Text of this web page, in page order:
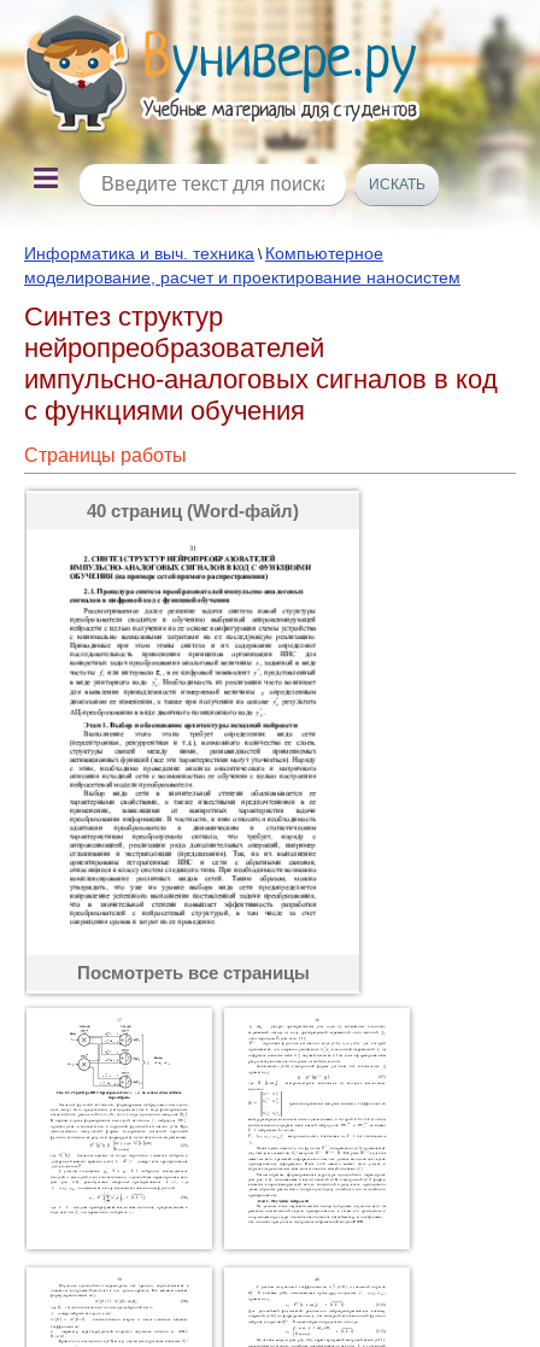
Информатика и выч. техника \ Компьютерное
моделирование, расчет и проектирование наносистем
Синтез структур
нейропреобразователей
импульсно‑аналоговых сигналов в код
с функциями обучения
Страницы работы
40 страниц (Word-файл)
Посмотреть все страницы